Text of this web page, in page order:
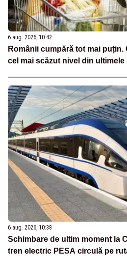
6 aug. 2026, 10:42
Românii cumpără tot mai
cel mai scăzut nivel din ultimele
6 aug. 2026, 10:38
Schimbare de ultim moment la
tren electric PESA circulă pe